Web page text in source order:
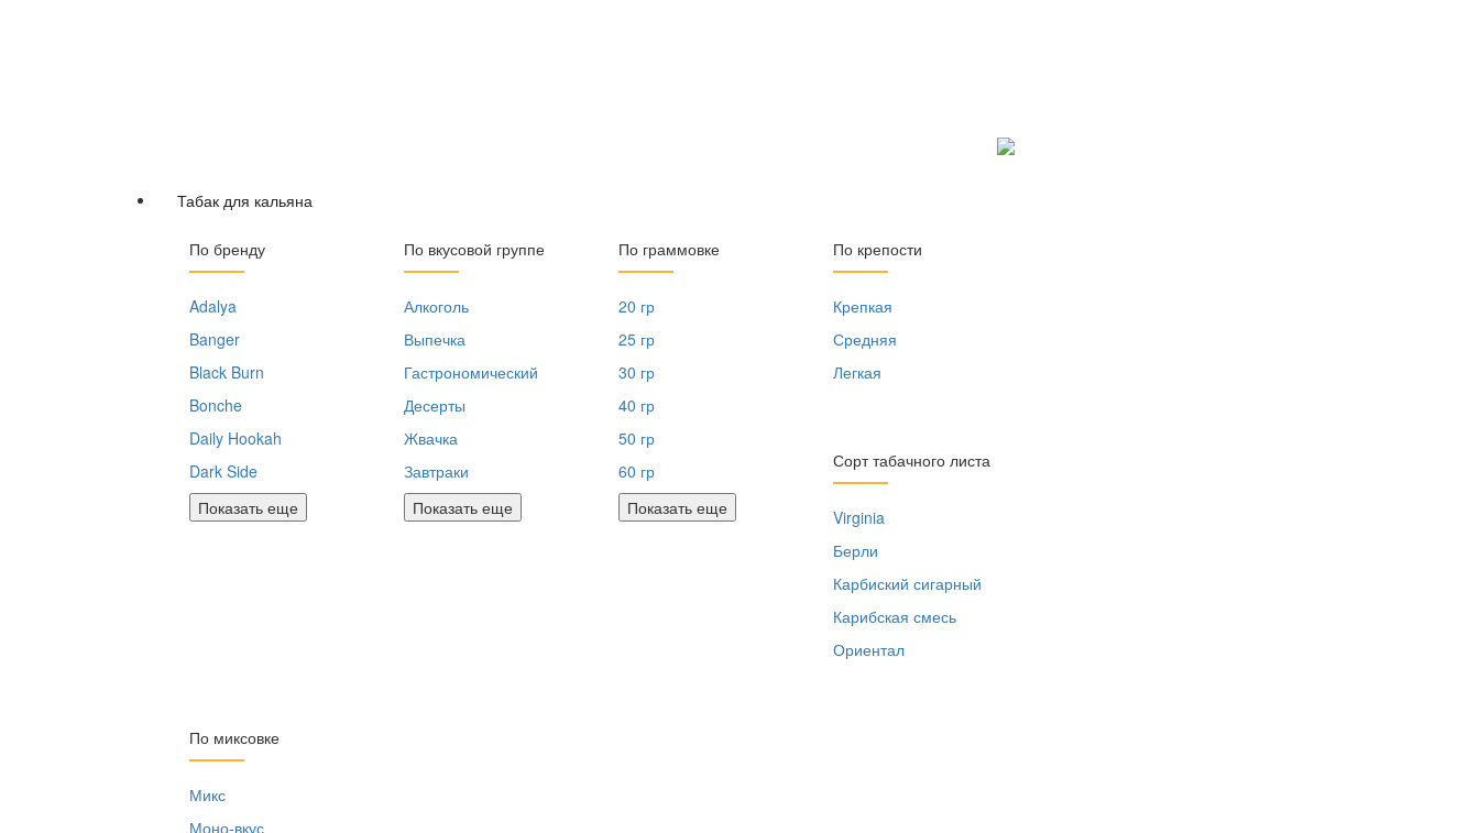
Табак для кальяна
По бренду
Adalya
Banger
Black Burn
Bonche
Daily Hookah
Dark Side
Показать еще
По вкусовой группе
Алкоголь
Выпечка
Гастрономический
Десерты
Жвачка
Завтраки
Показать еще
По граммовке
20 гр
25 гр
30 гр
40 гр
50 гр
60 гр
Показать еще
По крепости
Крепкая
Средняя
Легкая
Сорт табачного листа
Virginia
Берли
Карбиский сигарный
Карибская смесь
Ориентал
По миксовке
Микс
Моно-вкус